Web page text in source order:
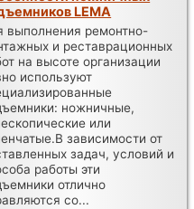
LEMA
выполнения ремонтно-
и реставрационных
на высоте организации
используют
ножничные,
или
зависимости от
задач, условий и
работы эти
отлично
со...